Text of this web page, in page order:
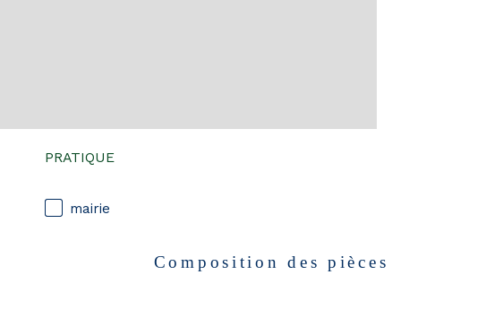
PRATIQUE
mairie
Composition des pièces